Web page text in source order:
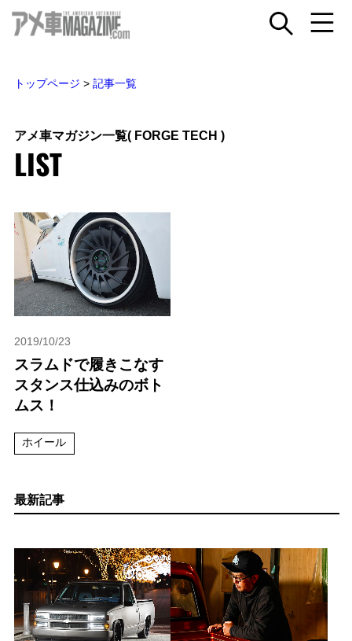
トップページ > 記事一覧
アメ車マガジン一覧( FORGE TECH )
LIST
2019/10/23
スラムドで履きこなす
スタンス仕込みのボト
ムス！
ホイール
最新記事